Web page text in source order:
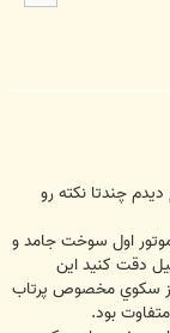
چندتا نكته رو
اول سوخت جامد و
دقت كنيد اين
از سكوي مخصوص پرتاب
بود.